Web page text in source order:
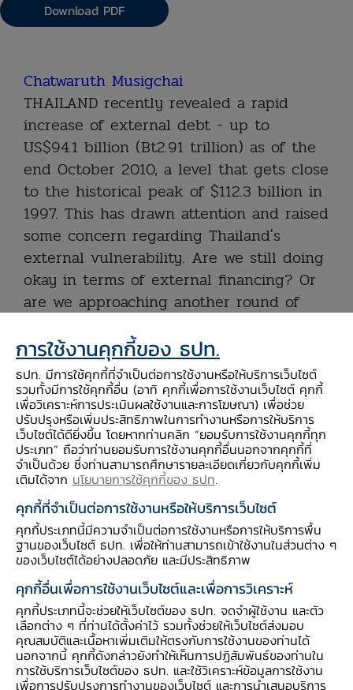
Chatwaruth Musigchai
THAILAND recently revealed a rapid
increase of external debt - up to
US$94.1 billion (Bt2.91 trillion) as of the
end October 2010, a level that gets close
to the historical peak of $112.3 billion in
1997. This has drawn attention and raised
some concern regarding Thailand's
external vulnerability. Are we still doing
okay in terms of external financing? Or
are we approaching another round of
questions demand further investigation
of the current structure of Thailand's
external debt to explain such an
increase as compared to the 1997-crisis
era.
Since 1980, Thailand incurred external-
borrowing debts mostly to bridge the
gap of cumulative current-account
deficits. These debts (a substantial
portion in the short term) were made
possible through financial liberalisation
in 1993 coupled with the presence of
the Bangkok International Banking
Facility loans. Great availability of these
"cheap" loans together with non-
stringent bank lending policies spurred
Download PDF
การใช้งานคุกกี้ของ ธปท.
ธปท. มีการใช้คุกกี้ที่จำเป็นต่อการใช้งานหรือให้บริการเว็บไซต์
รวมทั้งมีการใช้คุกกี้อื่น (อาทิ คุกกี้เพื่อการใช้งานเว็บไซต์ คุกกี้
เพื่อวิเคราะห์การประเมินผลใช้งานและการโฆษณา) เพื่อช่วย
ปรับปรุงหรือเพิ่มประสิทธิภาพในการทำงานหรือการให้บริการ
เว็บไซต์ได้ดียิ่งขึ้น โดยหากท่านคลิก “ยอมรับการใช้งานคุกกี้ทุก
ประเภท” ถือว่าท่านยอมรับการใช้งานคุกกี้อื่นนอกจากคุกกี้ที่
จำเป็นด้วย ซึ่งท่านสามารถศึกษารายละเอียดเกี่ยวกับคุกกี้เพิ่ม
เติมได้จาก นโยบายการใช้คุกกี้ของ ธปท.
คุกกี้ที่จำเป็นต่อการใช้งานหรือให้บริการเว็บไซต์
คุกกี้ประเภทนี้มีความจำเป็นต่อการใช้งานหรือการให้บริการพื้น
ฐานของเว็บไซต์ ธปท. เพื่อให้ท่านสามารถเข้าใช้งานในส่วนต่าง ๆ
ของเว็บไซต์ได้อย่างปลอดภัย และมีประสิทธิภาพ
คุกกี้อื่นเพื่อการใช้งานเว็บไซต์และเพื่อการวิเคราะห์
คุกกี้ประเภทนี้จะช่วยให้เว็บไซต์ของ ธปท. จดจำผู้ใช้งาน และตัว
เลือกต่าง ๆ ที่ท่านได้ตั้งค่าไว้ รวมทั้งช่วยให้เว็บไซต์ส่งมอบ
คุณสมบัติและเนื้อหาเพิ่มเติมให้ตรงกับการใช้งานของท่านได้
นอกจากนี้ คุกกี้ดังกล่าวยังทำให้เห็นการปฏิสัมพันธ์ของท่านใน
การใช้บริการเว็บไซต์ของ ธปท. และใช้วิเคราะห์ข้อมูลการใช้งาน
เพื่อการปรับปรุงการทำงานของเว็บไซต์ และการนำเสนอบริการ